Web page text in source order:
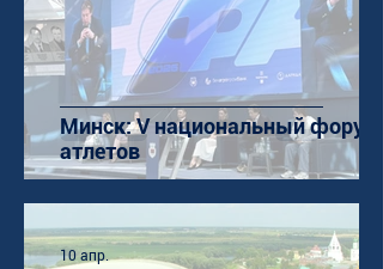
Минск: V национальный форум
атлетов
10 апр.